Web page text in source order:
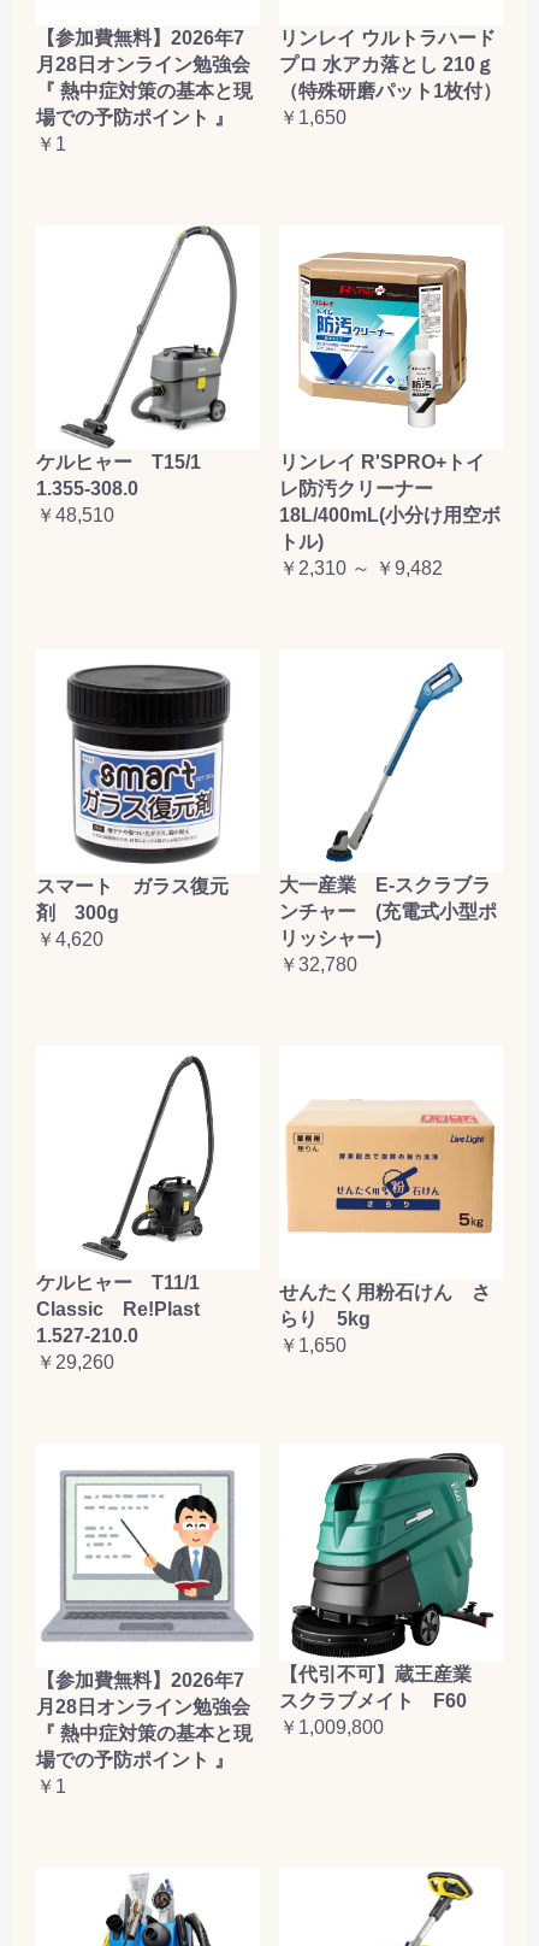
【参加費無料】2026年7
月28日オンライン勉強会
『 熱中症対策の基本と現
場での予防ポイント 』
￥1
リンレイ ウルトラハード
プロ 水アカ落とし 210ｇ
（特殊研磨パット1枚付）
￥1,650
ケルヒャー T15/1
1.355-308.0
￥48,510
リンレイ R'SPRO+トイ
レ防汚クリーナー
18L/400mL(小分け用空ボ
トル)
￥2,310 ～ ￥9,482
スマート ガラス復元
剤 300g
￥4,620
大一産業 E-スクラブラ
ンチャー (充電式小型ポ
リッシャー)
￥32,780
ケルヒャー T11/1
Classic Re!Plast
1.527-210.0
￥29,260
せんたく用粉石けん さ
らり 5kg
￥1,650
【参加費無料】2026年7
月28日オンライン勉強会
『 熱中症対策の基本と現
場での予防ポイント 』
￥1
【代引不可】蔵王産業
スクラブメイト F60
￥1,009,800